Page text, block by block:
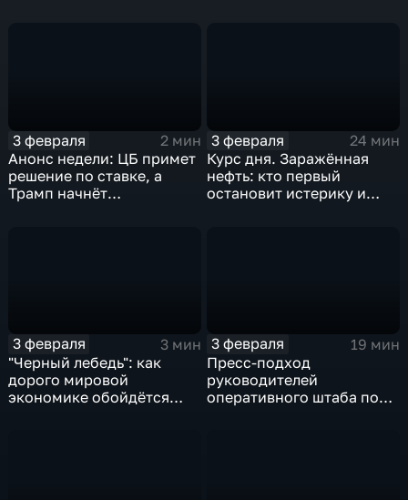
3 февраля
2 мин
Анонс недели: ЦБ примет
решение по ставке, а
Трамп начнёт
3 февраля
24 мин
Курс дня. Заражённая
нефть: кто первый
остановит истерику и
3 февраля
3 мин
"Черный лебедь": как
дорого мировой
экономике обойдётся
3 февраля
19 мин
Пресс-подход
руководителей
оперативного штаба по